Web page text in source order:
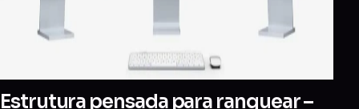
Estrutura pensada para ranquear –